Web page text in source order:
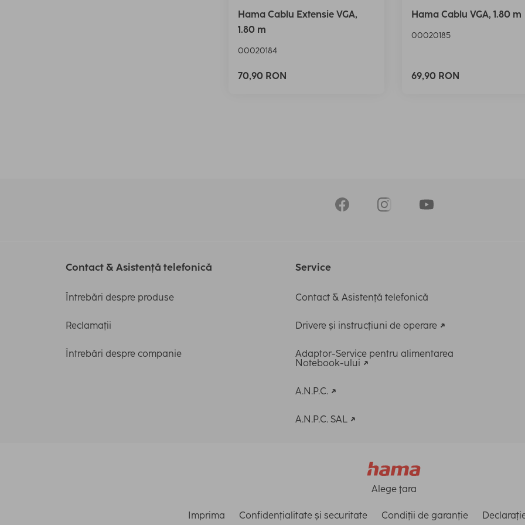
Hama Cablu Extensie VGA,
1.80 m
00020184
70,90 RON
Hama Cablu VGA, 1.80 m
00020185
69,90 RON
Contact & Asistență telefonică
Întrebări despre produse
Reclamații
Întrebări despre companie
Service
Contact & Asistență telefonică
Drivere și instrucțiuni de operare
Adaptor-Service pentru alimentarea
Notebook-ului
A.N.P.C.
A.N.P.C. SAL
Alege ţara
Imprima Confidențialitate și securitate Condiții de garanție